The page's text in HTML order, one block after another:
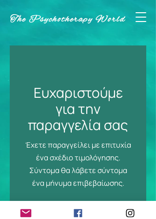
The Psychotherapy World
Ευχαριστούμε
για την
παραγγελία σας
Έχετε παραγγείλει με επιτυχία
ένα σχέδιο τιμολόγησης.
Σύντομα θα λάβετε σύντομα
ένα μήνυμα επιβεβαίωσης.
Κατάλαβα